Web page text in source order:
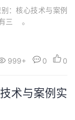
：核心技术与案例
三 。
999+ 0 0
术与案例实